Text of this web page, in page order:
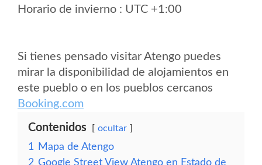
Horario de invierno : UTC +1:00
Si tienes pensado visitar Atengo puedes
mirar la disponibilidad de alojamientos en
este pueblo o en los pueblos cercanos
Booking.com
Contenidos ocultar
1
Mapa de Atengo
2 Google Street View Atengo en Estado de